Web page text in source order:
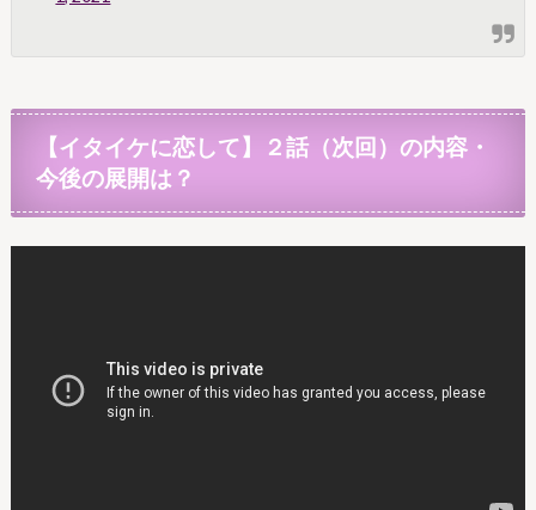
【イタイケに恋して】２話（次回）の内容・
今後の展開は？